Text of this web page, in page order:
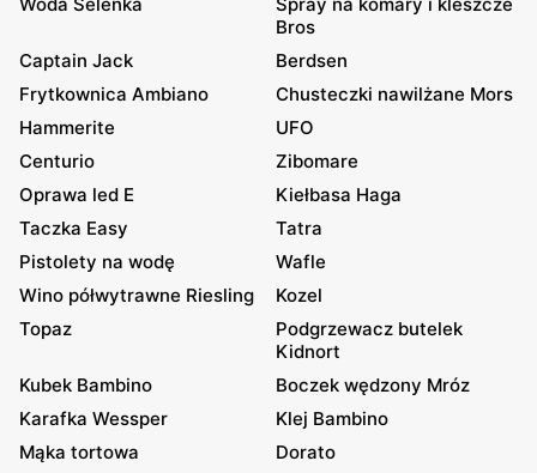
Bros
Captain Jack
Berdsen
Frytkownica Ambiano
Chusteczki nawilżane Mors
Hammerite
UFO
Centurio
Zibomare
Oprawa led E
Kiełbasa Haga
Taczka Easy
Tatra
Pistolety na wodę
Wafle
Wino półwytrawne Riesling
Kozel
Topaz
Podgrzewacz butelek
Kidnort
Kubek Bambino
Boczek wędzony Mróz
Karafka Wessper
Klej Bambino
Mąka tortowa
Dorato